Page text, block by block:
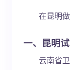
在昆明做
一、昆明
云南省卫